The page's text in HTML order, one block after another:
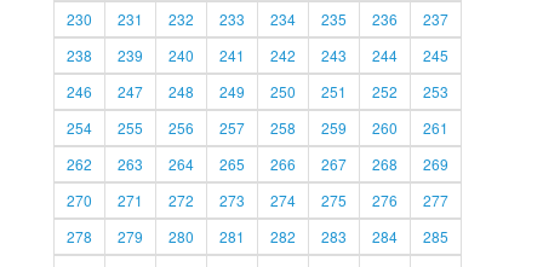
230
231 232 233 234 235 236
237
238
239 240 241 242 243 244
245
246
247 248 249 250 251 252
253
254
255 256 257 258 259 260
261
262
263 264 265 266 267 268
269
270
271 272 273 274 275 276
277
278
279 280 281 282 283 284
285